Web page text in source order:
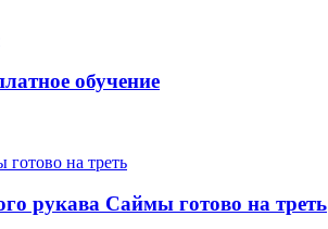
обучение
рукава Саймы готово на треть